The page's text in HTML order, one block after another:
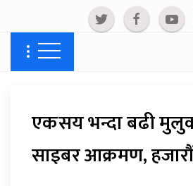
एकसय भन्दा बढी
साइबर आक्रमण,